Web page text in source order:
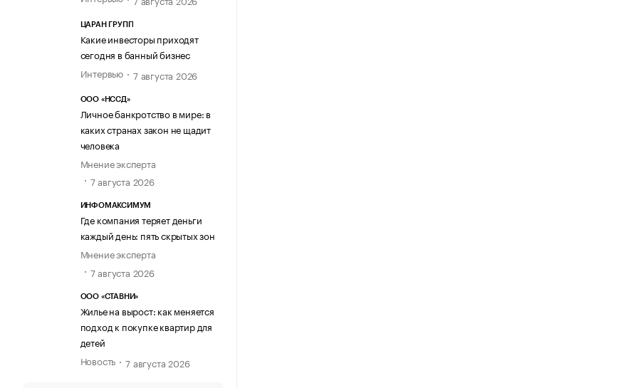
ЦАРАН ГРУПП
Какие инвесторы приходят
сегодня в банный бизнес
Интервью
7 августа 2026
ООО «НССД»
Личное банкротство в мире: в
каких странах закон не щадит
человека
Мнение эксперта
7 августа 2026
ИНФОМАКСИМУМ
Где компания теряет деньги
каждый день: пять скрытых зон
Мнение эксперта
7 августа 2026
ООО «СТАВНИ»
Жилье на вырост: как меняется
подход к покупке квартир для
детей
Новость
7 августа 2026